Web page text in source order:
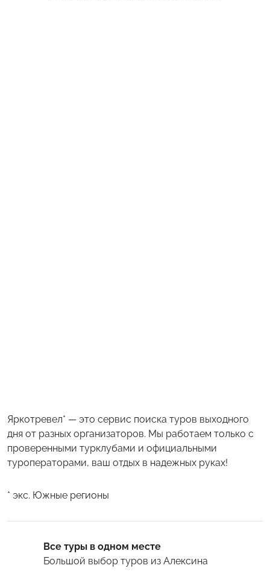
Яркотревел* — это сервис поиска туров выходного
дня от разных организаторов. Мы работаем только с
проверенными турклубами и официальными
туроператорами, ваш отдых в надежных руках!
* экс. Южные регионы
Все туры в одном месте
Большой выбор туров из Алексина